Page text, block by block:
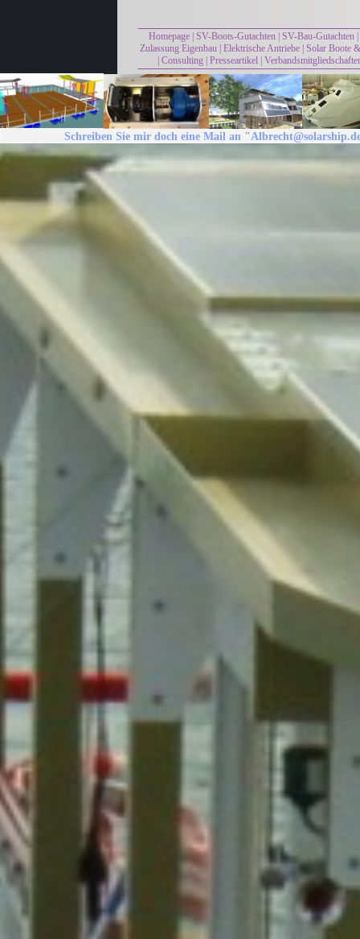
Homepage SV-Boots-Gutachten SV-Bau-Gutachten
Zulassung Eigenbau Elektrische Antriebe Solar Boote
Consulting| Presseartikel|
Schreiben Sie mir doch eine Mail an